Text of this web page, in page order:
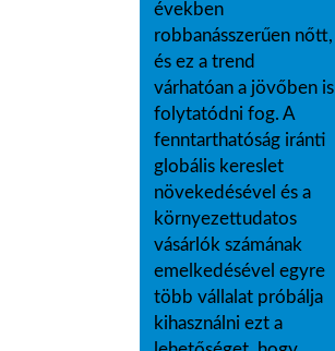
években
robbanásszerűen nőtt,
és ez a trend
várhatóan a jövőben is
folytatódni fog. A
fenntarthatóság iránti
globális kereslet
növekedésével és a
környezettudatos
vásárlók számának
emelkedésével egyre
több vállalat próbálja
kihasználni ezt a